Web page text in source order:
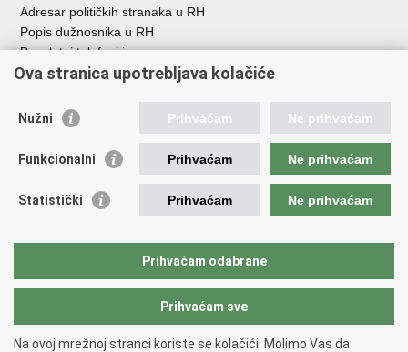
Adresar političkih stranaka u RH
Popis dužnosnika u RH
Besplatni telefoni javne uprave
Pozivi za žurnu pomoć
Važne poveznice
Pučka pravobraniteljica
Pravobraniteljica za osobe s invaliditetom
Europski institut za ravnopravnost spolova
Državni zavod za statistiku
Povratak na vrh
Ova stranica upotrebljava kolačiće
Nužni Prihvaćam Ne prihvaćam
Funkcionalni Prihvaćam Ne prihvaćam
Statistički Prihvaćam Ne prihvaćam
Prihvaćam odabrane
Prihvaćam sve
Na ovoj mrežnoj stranci koriste se kolačići. Molimo Vas da